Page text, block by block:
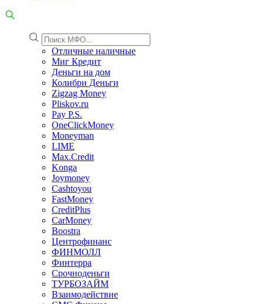
Отличные наличные
Миг Кредит
Деньги на дом
Колибри Деньги
Zigzag Money
Pliskov.ru
Pay P.S.
OneClickMoney
Moneyman
LIME
Max.Credit
Konga
Joymoney
Cashtoyou
FastMoney
CreditPlus
CarMoney
Boostra
Центрофинанс
ФИНМОЛЛ
Финтерра
Срочноденьги
ТУРБОЗАЙМ
Взаимодействие